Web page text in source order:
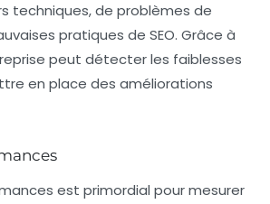
techniques, de problèmes de
pratiques de SEO. Grâce à
peut détecter les faiblesses
en place des améliorations
est primordial pour mesurer